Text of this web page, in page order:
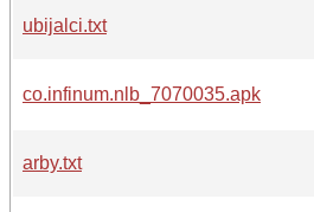
ubijalci.txt
co.infinum.nlb_7070035.apk
arby.txt